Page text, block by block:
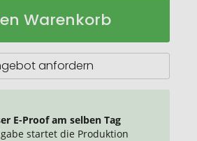
Warenkorb
anfordern
E-Proof am selben Tag
startet die Produktion